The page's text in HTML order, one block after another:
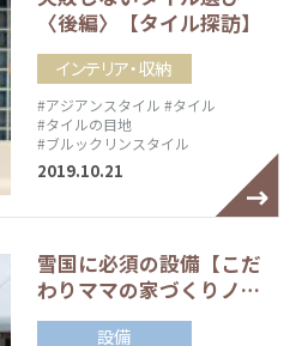
〈後編〉【タイル探訪】
インテリア・収納
#アジアンスタイル #タイル
#タイルの目地
#ブルックリンスタイル
2019.10.21
雪国に必須の設備【こだ
わりママの家づくりノ…
設備